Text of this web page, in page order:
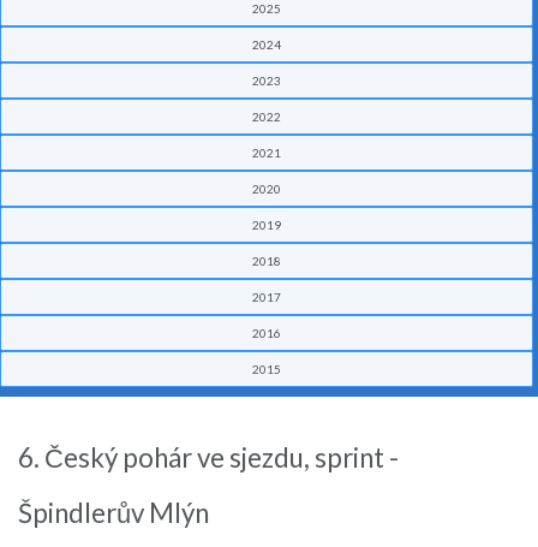
2025
2024
2023
2022
2021
2020
2019
2018
2017
2016
2015
6. Český pohár ve sjezdu, sprint -
Špindlerův Mlýn